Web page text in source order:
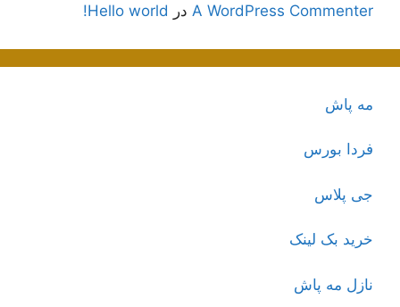
A WordPress Commenter در Hello world!
مه پاش
فردا بورس
جی پلاس
خرید بک لینک
نازل مه پاش